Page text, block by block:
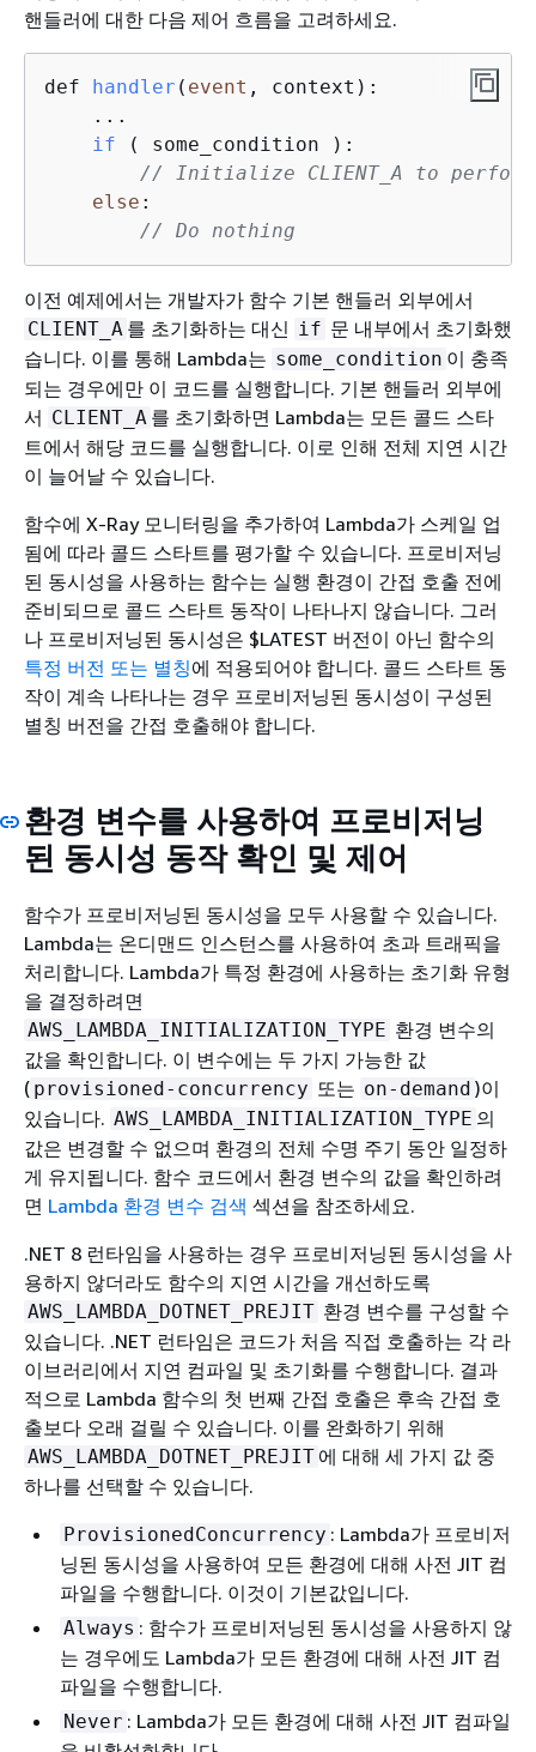
핸들러에 대한 다음 제어 흐름을 고려하세요.
def handler ( event , context ):
    ...
if ( some_condition
):
// Initialize CLIENT_A to
else :
// Do nothing
이전 예제에서는 개발자가 함수 기본 핸들러 외부에서
CLIENT_A 를 초기화하는 대신 if 문 내부에서 초기화했
습니다. 이를 통해 Lambda는 some_condition 이 충족
되는 경우에만 이 코드를 실행합니다. 기본 핸들러 외부에
서 CLIENT_A 를 초기화하면 Lambda는 모든 콜드 스타
트에서 해당 코드를 실행합니다. 이로 인해 전체 지연 시간
이 늘어날 수 있습니다.
함수에 X-Ray 모니터링을 추가하여 Lambda가 스케일 업
됨에 따라 콜드 스타트를 평가할 수 있습니다. 프로비저닝
된 동시성을 사용하는 함수는 실행 환경이 간접 호출 전에
준비되므로 콜드 스타트 동작이 나타나지 않습니다. 그러
나 프로비저닝된 동시성은 $LATEST 버전이 아닌 함수의
특정 버전 또는 별칭에 적용되어야 합니다. 콜드 스타트 동
작이 계속 나타나는 경우 프로비저닝된 동시성이 구성된
별칭 버전을 간접 호출해야 합니다.
환경 변수를 사용하여 프로비저닝
된 동시성 동작 확인 및 제어
함수가 프로비저닝된 동시성을 모두 사용할 수 있습니다.
Lambda는 온디맨드 인스턴스를 사용하여 초과 트래픽을
처리합니다. Lambda가 특정 환경에 사용하는 초기화 유형
을 결정하려면
AWS_LAMBDA_INITIALIZATION_TYPE 환경 변수의
값을 확인합니다. 이 변수에는 두 가지 가능한 값
( provisioned-concurrency 또는 on-demand )이
있습니다. AWS_LAMBDA_INITIALIZATION_TYPE 의
값은 변경할 수 없으며 환경의 전체 수명 주기 동안 일정하
게 유지됩니다. 함수 코드에서 환경 변수의 값을 확인하려
면 Lambda 환경 변수 검색 섹션을 참조하세요.
.NET 8 런타임을 사용하는 경우 프로비저닝된 동시성을 사
용하지 않더라도 함수의 지연 시간을 개선하도록
AWS_LAMBDA_DOTNET_PREJIT 환경 변수를 구성할 수
있습니다. .NET 런타임은 코드가 처음 직접 호출하는 각 라
이브러리에서 지연 컴파일 및 초기화를 수행합니다. 결과
적으로 Lambda 함수의 첫 번째 간접 호출은 후속 간접 호
출보다 오래 걸릴 수 있습니다. 이를 완화하기 위해
AWS_LAMBDA_DOTNET_PREJIT 에 대해 세 가지 값 중
하나를 선택할 수 있습니다.
ProvisionedConcurrency : Lambda가 프로비저
닝된 동시성을 사용하여 모든 환경에 대해 사전 JIT 컴
파일을 수행합니다. 이것이 기본값입니다.
Always : 함수가 프로비저닝된 동시성을 사용하지 않
는 경우에도 Lambda가 모든 환경에 대해 사전 JIT 컴
파일을 수행합니다.
Never : Lambda가 모든 환경에 대해 사전 JIT 컴파일